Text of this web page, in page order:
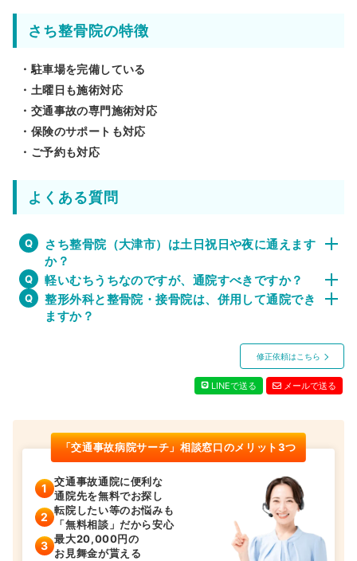
さち整骨院の特徴
・駐車場を完備している
・土曜日も施術対応
・交通事故の専門施術対応
・保険のサポートも対応
・ご予約も対応
よくある質問
さち整骨院（大津市）は土日祝日や夜に通えます
か？
軽いむちうちなのですが、通院すべきですか？
整形外科と整骨院・接骨院は、併用して通院でき
ますか？
修正依頼はこちら
LINEで送る メールで送る
「交通事故病院サーチ」相談窓口のメリット3つ
交通事故通院に便利な
通院先を無料でお探し
転院したい等のお悩みも
「無料相談」だから安心
最大20,000円の
お見舞金が貰える